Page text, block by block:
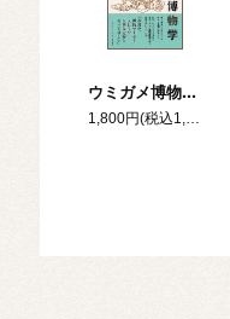
ウミガメ博物学 砂浜とウミガメとヒトのはなし
1,800円(税込1,980円)